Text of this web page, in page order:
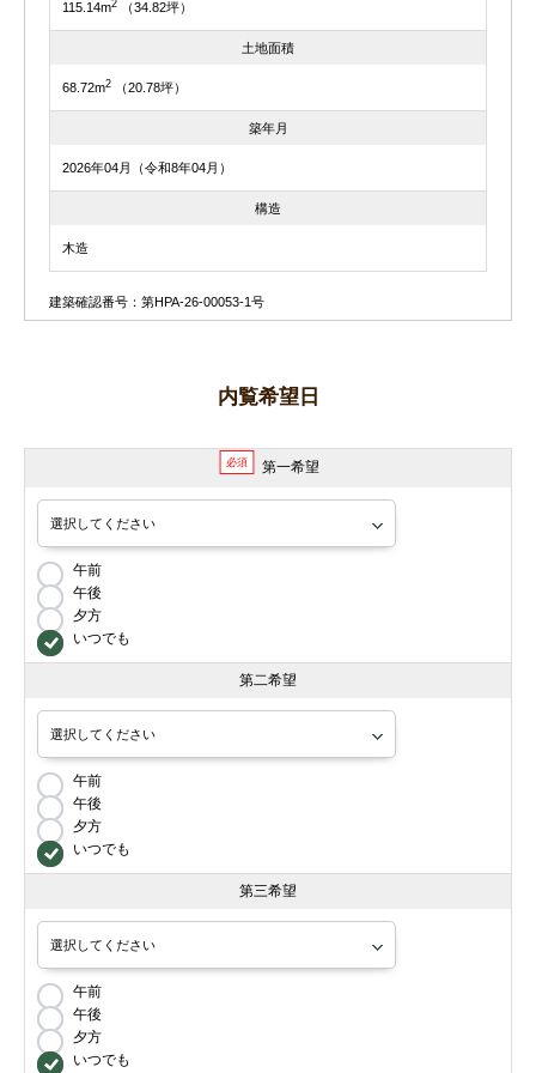
115.14m2 （34.82坪）
土地面積
68.72m2 （20.78坪）
築年月
2026年04月（令和8年04月）
構造
木造
建築確認番号：第HPA-26-00053-1号
内覧希望日
必須 第一希望
午前
午後
夕方
いつでも
第二希望
午前
午後
夕方
いつでも
第三希望
午前
午後
夕方
いつでも